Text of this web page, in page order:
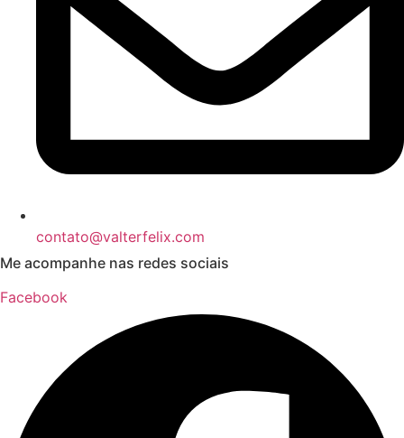
contato@valterfelix.com
Me acompanhe nas redes sociais
Facebook